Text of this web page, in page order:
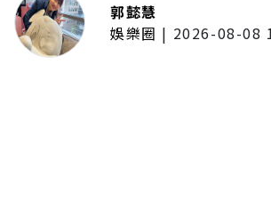
郭懿慧
娛樂圈 | 2026-08-08